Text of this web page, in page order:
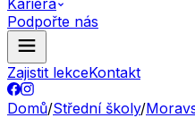
Kariéra
Podpořte nás
Zajistit lekceKontakt
Domů/Střední školy/